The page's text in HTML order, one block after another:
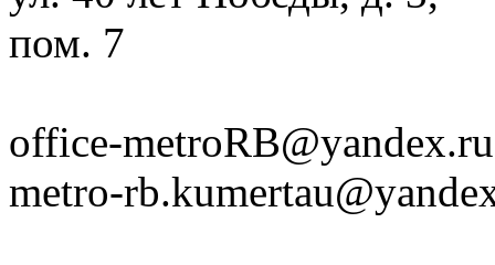
пом. 7
office-metroRB@yandex.ru
metro-